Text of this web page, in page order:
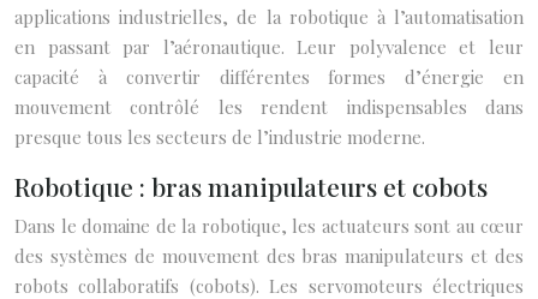
applications industrielles, de la robotique à l’automatisation
en passant par l’aéronautique. Leur polyvalence et leur
capacité à convertir différentes formes d’énergie en
mouvement contrôlé les rendent indispensables dans
presque tous les secteurs de l’industrie moderne.
Robotique : bras manipulateurs et cobots
Dans le domaine de la robotique, les actuateurs sont au cœur
des systèmes de mouvement des bras manipulateurs et des
robots collaboratifs (cobots). Les servomoteurs électriques